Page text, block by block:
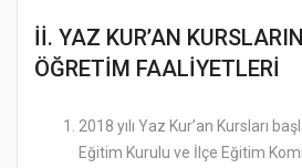
İİ. YAZ KUR’AN
ÖĞRETİM FAALİYETLERİ
2018 yılı Yaz Kur’an Kursları
Eğitim Kurulu ve İlçe Eğitim